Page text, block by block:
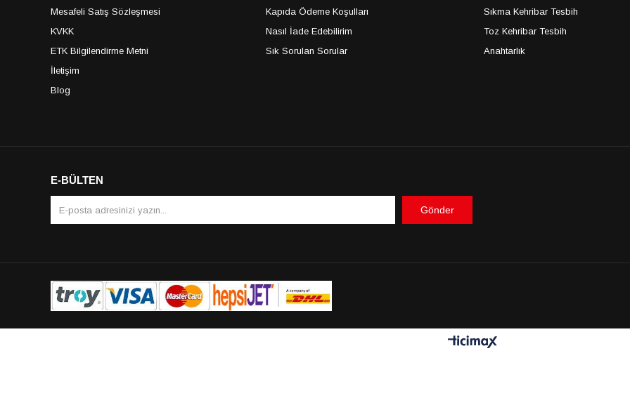
Mesafeli Satış Sözleşmesi
KVKK
ETK Bilgilendirme Metni
İletişim
Blog
Kapıda Ödeme Koşulları
Nasıl İade Edebilirim
Sık Sorulan Sorular
Sıkma Kehribar Tesbih
Toz Kehribar Tesbih
Anahtarlık
E-BÜLTEN
Gönder